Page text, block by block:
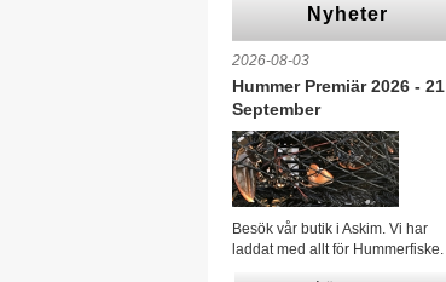
Nyheter
2026-08-03
Hummer Premiär 2026 - 21
September
Besök vår butik i Askim. Vi har
laddat med allt för Hummerfiske.